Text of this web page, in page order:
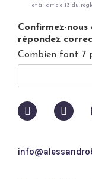
v
a
y
i
c
et à l'article 13 du
Confirmez-
répondez
Combien font 7